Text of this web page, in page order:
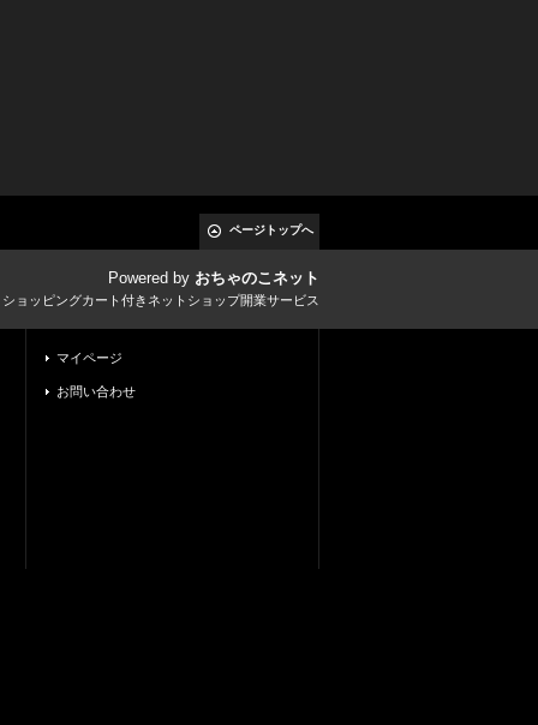
ページトップへ
Powered by おちゃのこネット
ョッピングカート付きネットショップ開業サービス
マイページ
お問い合わせ